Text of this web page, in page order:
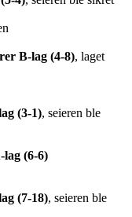
B-lag (4-8), laget
(3-1), seieren ble
(6-6)
(7-18), seieren ble